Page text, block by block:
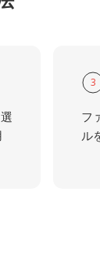
3
フ
ル